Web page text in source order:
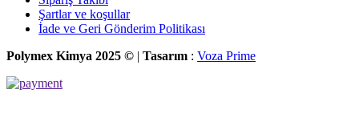
Şartlar ve koşullar
İade ve Geri Gönderim Politikası
Polymex Kimya 2025 © | Tasarım : Voza Prime